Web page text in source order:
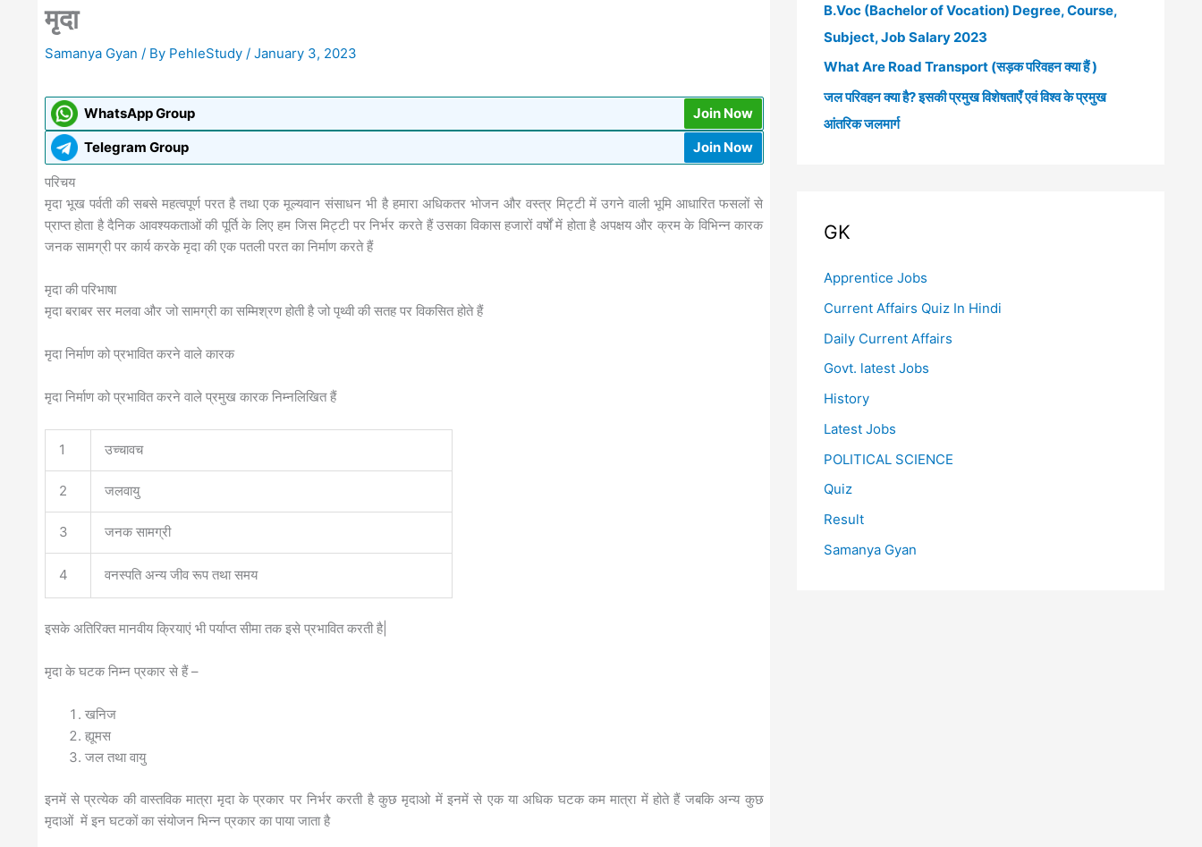
मृदा
Samanya Gyan / By PehleStudy / January 3, 2023
WhatsApp Group
Join Now
Telegram Group
Join Now
परिचय
मृदा भूख पर्वती की सबसे महत्वपूर्ण परत है तथा एक मूल्यवान संसाधन भी है हमारा अधिकतर भोजन और वस्त्र मिट्टी में उगने वाली भूमि आधारित फसलों से
प्राप्त होता है दैनिक आवश्यकताओं की पूर्ति के लिए हम जिस मिट्टी पर निर्भर करते हैं उसका विकास हजारों वर्षों में होता है अपक्षय और क्रम के विभिन्न कारक
जनक सामग्री पर कार्य करके मृदा की एक पतली परत का निर्माण करते हैं
मृदा की परिभाषा
मृदा बराबर सर मलवा और जो सामग्री का सम्मिश्रण होती है जो पृथ्वी की सतह पर विकसित होते हैं
मृदा निर्माण को प्रभावित करने वाले कारक
मृदा निर्माण को प्रभावित करने वाले प्रमुख कारक निम्नलिखित हैं
1 उच्चावच
2 जलवायु
3 जनक सामग्री
4 वनस्पति अन्य जीव रूप तथा समय
इसके अतिरिक्त मानवीय क्रियाएं भी पर्याप्त सीमा तक इसे प्रभावित करती है|
मृदा के घटक निम्न प्रकार से हैं –
खनिज
ह्यूमस
जल तथा वायु
इनमें से प्रत्येक की वास्तविक मात्रा मृदा के प्रकार पर निर्भर करती है कुछ मृदाओ में इनमें से एक या अधिक घटक कम मात्रा में होते हैं जबकि अन्य कुछ
मृदाओं में इन घटकों का संयोजन भिन्न प्रकार का पाया जाता है
:B.Voc (Bachelor of Vocation) Degree, Course,
Subject, Job Salary 2023
What Are Road Transport (सड़क परिवहन क्या हैं )
जल परिवहन क्या है? इसकी प्रमुख विशेषताएँ एवं विश्व के प्रमुख
आंतरिक जलमार्ग
GK
Apprentice Jobs
Current Affairs Quiz In Hindi
Daily Current Affairs
Govt. latest Jobs
History
Latest Jobs
POLITICAL SCIENCE
Quiz
Result
Samanya Gyan